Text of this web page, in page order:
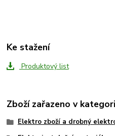
Ke stažení
Produktový list
Zboží zařazeno v
Elektro zboží a drobný